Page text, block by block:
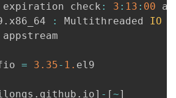
expiration check : 3 : 13 : 00
. x86_64 : Multithreaded IO
appstream
= 3.35- 1. el9
. github . io] - [~]